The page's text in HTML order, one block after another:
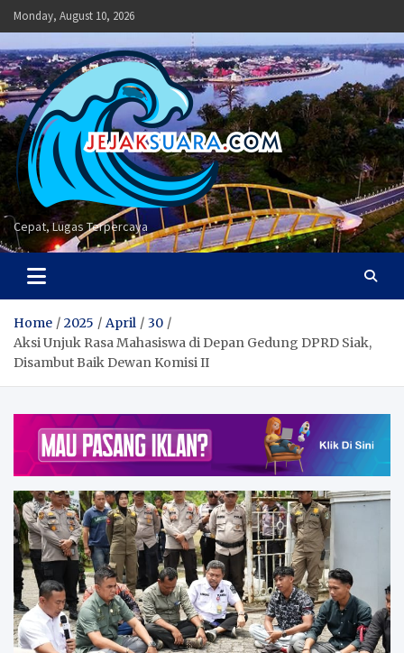
Skip
to
content
Monday, August 10, 2026
Cepat, Lugas Terpercaya
Home 2025 April
30
Aksi Unjuk Rasa Mahasiswa di Depan Gedung DPRD Siak,
Disambut Baik Dewan Komisi II